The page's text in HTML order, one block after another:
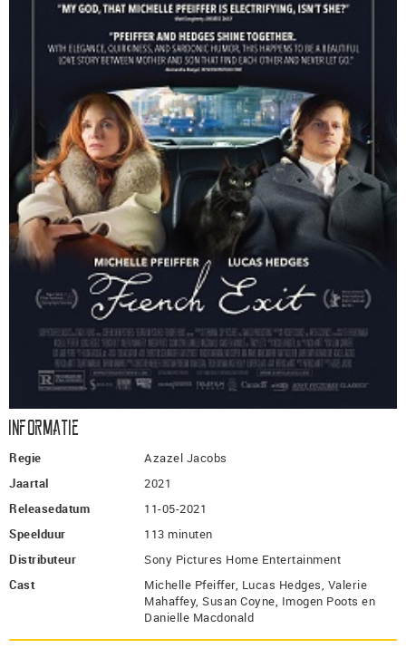
Informatie
Regie
Azazel Jacobs
Jaartal
2021
Releasedatum
11-05-2021
Speelduur
113 minuten
Distributeur
Sony Pictures Home Entertainment
Cast
Michelle Pfeiffer, Lucas Hedges, Valerie
Mahaffey, Susan Coyne, Imogen Poots en
Danielle Macdonald